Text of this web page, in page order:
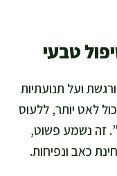
טבעי
ועל תנועתיות
לאט יותר, ללעוס
זה נשמע פשוט,
כאב ונפיחות.